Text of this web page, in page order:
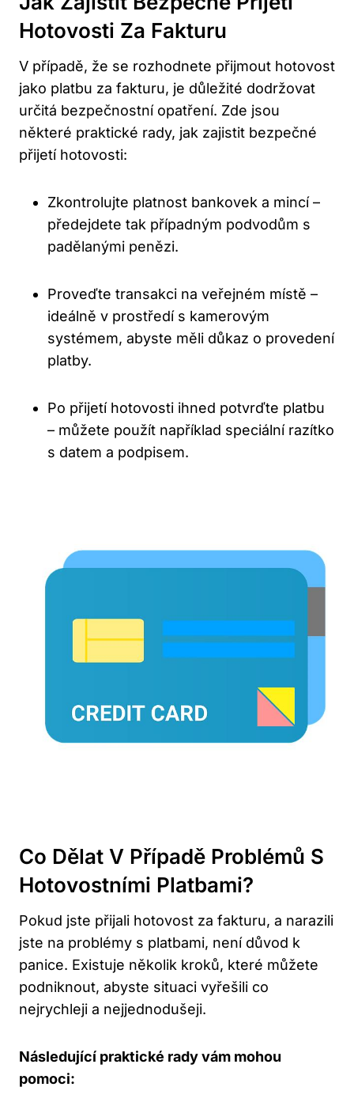
Hotovosti Za Fakturu
V případě, že se rozhodnete přijmout hotovost
jako platbu za fakturu, je důležité dodržovat
určitá bezpečnostní opatření. Zde jsou
některé praktické rady, jak zajistit bezpečné
přijetí hotovosti:
Zkontrolujte platnost bankovek a mincí –
předejdete tak případným podvodům s
padělanými penězi.
Proveďte transakci na veřejném místě –
ideálně v prostředí s kamerovým
systémem, abyste měli důkaz o provedení
platby.
Po přijetí hotovosti ihned potvrďte platbu
– můžete použít například speciální razítko
s datem a podpisem.
Co Dělat V Případě Problémů S
Hotovostními Platbami?
Pokud jste přijali hotovost za fakturu, a narazili
jste na problémy s platbami, není důvod k
panice. Existuje několik kroků, které můžete
podniknout, abyste situaci vyřešili co
nejrychleji a nejjednodušeji.
Následující praktické rady vám mohou
pomoci: